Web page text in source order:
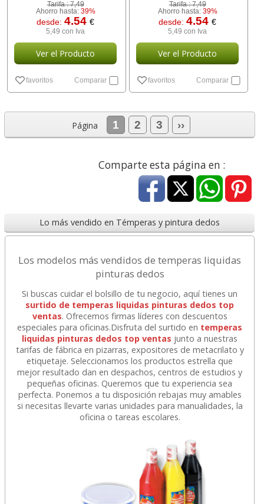
Tarifa :7,49
Ahorro hasta: 39%
desde:4.54€
5,49 con Iva
Ver el Producto
favoritos Comparar
Tarifa :7,49
Ahorro hasta: 39%
desde:4.54€
5,49 con Iva
Ver el Producto
favoritos Comparar
Página 1 2 3 ››
Comparte esta página en :
Lo más vendido en Témperas y pintura dedos
Los modelos más vendidos de temperas liquidas
pinturas dedos
Si buscas cuidar el bolsillo de tu negocio, aquí tienes un
surtido de temperas liquidas pinturas dedos top
ventas. Ofrecemos firmas líderes con descuentos
especiales para oficinas.Disfruta del surtido en temperas
liquidas pinturas dedos top ventas junto a nuestras
tarifas de fábrica en pizarras, expositores de metacrilato y
etiquetaje. Seleccionamos los productos estrella que
mejor resultado dan en despachos, centros de estudios y
pequeñas oficinas. Queremos que tu experiencia sea
perfecta. Ponemos a tu disposición rebajas muy amables
si necesitas llevarte varias unidades para manualidades, la
oficina o tareas escolares.